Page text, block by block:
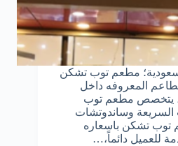
مطعم توب تشكن
المعروفه داخل
يتخصص مطعم توب
وساندوتشات
توب تشكن باسعاره
للعميل دائماً،…